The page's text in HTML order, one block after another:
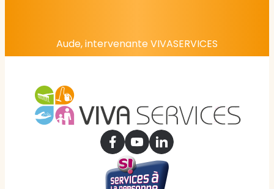
Aude, intervenante VIVASERVICES